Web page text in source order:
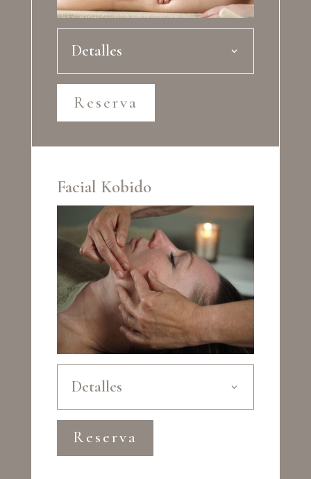
Detalles
Reserva
Facial Kobido
Detalles
Reserva